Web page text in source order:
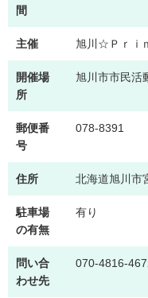
間
主催 旭川☆Ｐｒｉ
開催場
所
旭川市市民活
郵便番
号
078-8391
住所 北海道旭川市
駐車場
の有無
有り
問い合
わせ先
070-4816-